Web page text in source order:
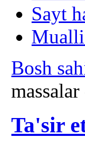
Sayt
Bosh
Ta'sir